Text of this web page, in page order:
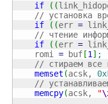
if
( (
// установка
if
( (err =
// чтение
if
( (err =
    romi
= buf [1 ] ;
// стираем все
memset (acsk,
//
memcpy(acsk, "